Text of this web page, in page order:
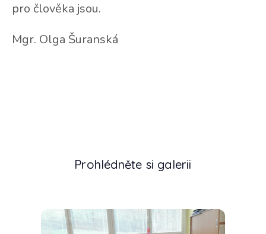
pro člověka jsou.
Mgr. Olga Šuranská
Prohlédněte si galerii